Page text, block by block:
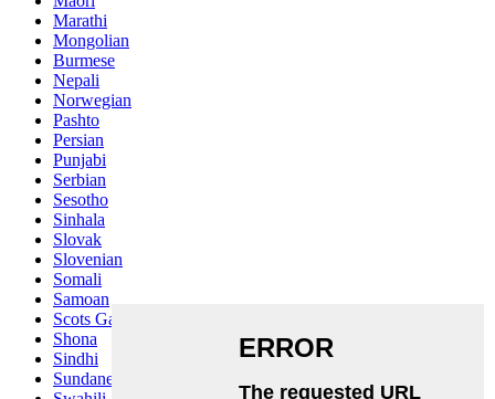
Marathi
Mongolian
Burmese
Nepali
Norwegian
Pashto
Persian
Punjabi
Serbian
Sesotho
Sinhala
Slovak
Slovenian
Somali
Samoan
Scots Gaelic
Shona
Sindhi
Sundanese